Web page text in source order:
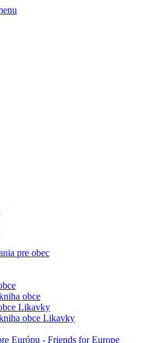
pre obec
obce
Likavky
obce Likavky
Európu - Friends for Europe